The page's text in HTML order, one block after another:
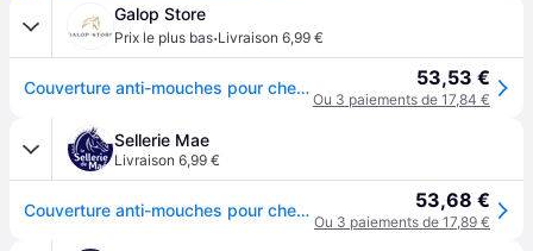
Galop Store
Prix le plus bas·Livraison 6,99 €
Couverture anti-mouches pour cheval et pluie pour cheval Horze Nevada - Gris 53,53 €
Ou 3 paiements de 17,84 €
Sellerie Mae
Livraison 6,99 €
Couverture anti-mouches pour cheval et pluie pour cheval Horze Nevada - Gris 53,68 €
Ou 3 paiements de 17,89 €